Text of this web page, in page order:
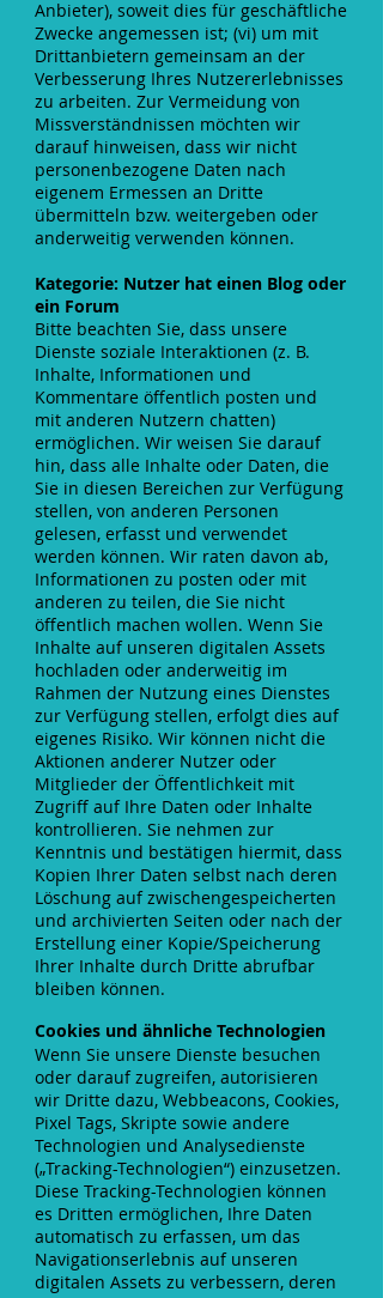
Anbieter), soweit dies für geschäftliche
Zwecke angemessen ist; (vi) um mit
Drittanbietern gemeinsam an der
Verbesserung Ihres Nutzererlebnisses
zu arbeiten. Zur Vermeidung von
Missverständnissen möchten wir
darauf hinweisen, dass wir nicht
personenbezogene Daten nach
eigenem Ermessen an Dritte
übermitteln bzw. weitergeben oder
anderweitig verwenden können.
Kategorie: Nutzer hat einen Blog oder
ein Forum
Bitte beachten Sie, dass unsere
Dienste soziale Interaktionen (z. B.
Inhalte, Informationen und
Kommentare öffentlich posten und
mit anderen Nutzern chatten)
ermöglichen. Wir weisen Sie darauf
hin, dass alle Inhalte oder Daten, die
Sie in diesen Bereichen zur Verfügung
stellen, von anderen Personen
gelesen, erfasst und verwendet
werden können. Wir raten davon ab,
Informationen zu posten oder mit
anderen zu teilen, die Sie nicht
öffentlich machen wollen. Wenn Sie
Inhalte auf unseren digitalen Assets
hochladen oder anderweitig im
Rahmen der Nutzung eines Dienstes
zur Verfügung stellen, erfolgt dies auf
eigenes Risiko. Wir können nicht die
Aktionen anderer Nutzer oder
Mitglieder der Öffentlichkeit mit
Zugriff auf Ihre Daten oder Inhalte
kontrollieren. Sie nehmen zur
Kenntnis und bestätigen hiermit, dass
Kopien Ihrer Daten selbst nach deren
Löschung auf zwischengespeicherten
und archivierten Seiten oder nach der
Erstellung einer Kopie/Speicherung
Ihrer Inhalte durch Dritte abrufbar
bleiben können.
Cookies und ähnliche Technologien
Wenn Sie unsere Dienste besuchen
oder darauf zugreifen, autorisieren
wir Dritte dazu, Webbeacons, Cookies,
Pixel Tags, Skripte sowie andere
Technologien und Analysedienste
(„Tracking-Technologien“) einzusetzen.
Diese Tracking-Technologien können
es Dritten ermöglichen, Ihre Daten
automatisch zu erfassen, um das
Navigationserlebnis auf unseren
digitalen Assets zu verbessern, deren